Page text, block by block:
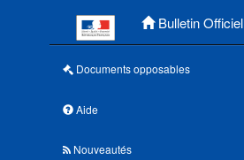
Bulletin Officiel
Documents opposables
Aide
Nouveautés